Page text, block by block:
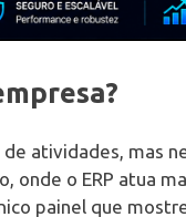
atividades, mas
onde o ERP atua
painel que